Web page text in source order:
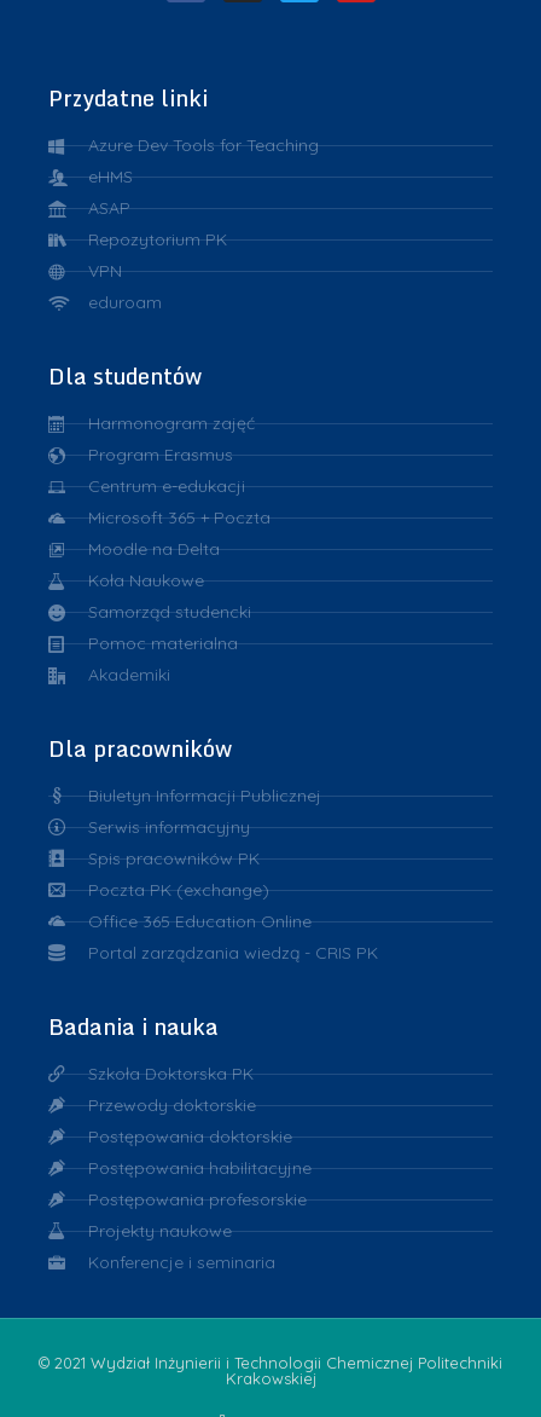
Przydatne linki
Azure Dev Tools for Teaching
eHMS
ASAP
Repozytorium PK
VPN
eduroam
Dla studentów
Harmonogram zajęć
Program Erasmus
Centrum e-edukacji
Microsoft 365 + Poczta
Moodle na Delta
Koła Naukowe
Samorząd studencki
Pomoc materialna
Akademiki
Dla pracowników
Biuletyn Informacji Publicznej
Serwis informacyjny
Spis pracowników PK
Poczta PK (exchange)
Office 365 Education Online
Portal zarządzania wiedzą - CRIS PK
Badania i nauka
Szkoła Doktorska PK
Przewody doktorskie
Postępowania doktorskie
Postępowania habilitacyjne
Postępowania profesorskie
Projekty naukowe
Konferencje i seminaria
© 2021 Wydział Inżynierii i Technologii Chemicznej Politechniki
Krakowskiej